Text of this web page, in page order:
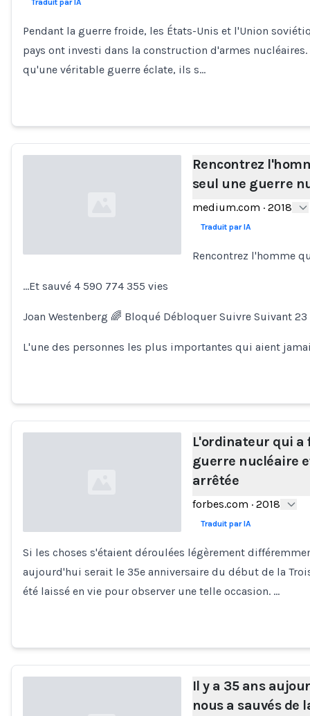
Traduit par IA
Pendant la guerre froide, les États-Unis et l'Union
pays ont investi dans la construction d'armes
qu'une véritable guerre éclate, ils s…
Loading...
Rencontrez
seul une guerre
medium.com · 2018
Traduit par IA
Rencontrez l'homme
…Et sauvé 4 590 774 355 vies
Joan Westenberg 🌈 Bloqué Débloquer Suivre Suivant
L'une des personnes les plus importantes qui aient
L'ordinateur qui a
guerre nucléaire
arrêtée
forbes.com · 2018
Traduit par IA
Si les choses s'étaient déroulées légèrement
aujourd'hui serait le 35e anniversaire du début de la
été laissé en vie pour observer une telle occasion. …
Il y a 35 ans
nous a sauvés de